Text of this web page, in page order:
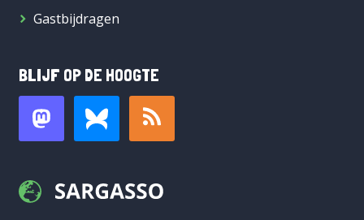
Gastbijdragen
BLIJF OP DE HOOGTE